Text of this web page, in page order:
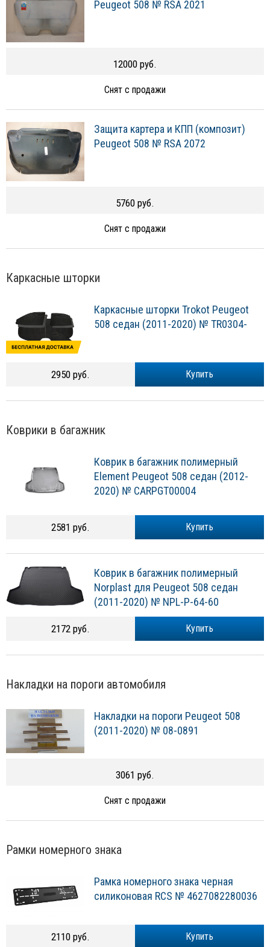
Peugeot 508 № RSA 2021
12000 руб.
Снят с продажи
Защита картера и КПП (композит)
Peugeot 508 № RSA 2072
5760 руб.
Снят с продажи
Каркасные шторки
Каркасные шторки Trokot Peugeot
508 седан (2011-2020) № TR0304-
Купить
2950 руб.
Коврики в багажник
Коврик в багажник полимерный
Element Peugeot 508 седан (2012-
2020) № CARPGT00004
Купить
2581 руб.
Коврик в багажник полимерный
Norplast для Peugeot 508 седан
(2011-2020) № NPL-P-64-60
Купить
2172 руб.
Накладки на пороги автомобиля
Накладки на пороги Peugeot 508
(2011-2020) № 08-0891
3061 руб.
Снят с продажи
Рамки номерного знака
Рамка номерного знака черная
силиконовая RCS № 4627082280036
Купить
2110 руб.